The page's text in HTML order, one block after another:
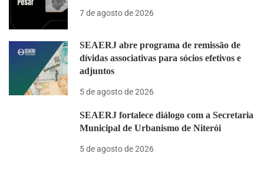
7 de agosto de 2026
SEAERJ abre programa de remissão de
dívidas associativas para sócios efetivos e
adjuntos
5 de agosto de 2026
SEAERJ fortalece diálogo com a Secretaria
Municipal de Urbanismo de Niterói
5 de agosto de 2026